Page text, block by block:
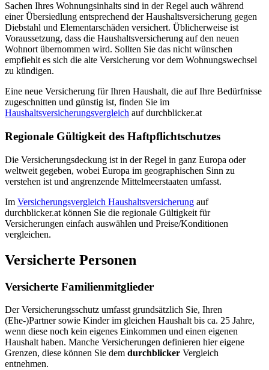
Sachen Ihres Wohnungsinhalts sind in der Regel auch während
einer Übersiedlung entsprechend der Haushaltsversicherung gegen
Diebstahl und Elementarschäden versichert. Üblicherweise ist
Voraussetzung, dass die Haushaltsversicherung auf den neuen
Wohnort übernommen wird. Sollten Sie das nicht wünschen
empfiehlt es sich die alte Versicherung vor dem Wohnungswechsel
zu kündigen.
Eine neue Versicherung für Ihren Haushalt, die auf Ihre Bedürfnisse
zugeschnitten und günstig ist, finden Sie im
Haushaltsversicherungsvergleich auf durchblicker.at
Regionale Gültigkeit des Haftpflichtschutzes
Die Versicherungsdeckung ist in der Regel in ganz Europa oder
weltweit gegeben, wobei Europa im geographischen Sinn zu
verstehen ist und angrenzende Mittelmeerstaaten umfasst.
Im Versicherungsvergleich Haushaltsversicherung auf
durchblicker.at können Sie die regionale Gültigkeit für
Versicherungen einfach auswählen und Preise/Konditionen
vergleichen.
Versicherte Personen
Versicherte Familienmitglieder
Der Versicherungsschutz umfasst grundsätzlich Sie, Ihren
(Ehe-)Partner sowie Kinder im gleichen Haushalt bis ca. 25 Jahre,
wenn diese noch kein eigenes Einkommen und einen eigenen
Haushalt haben. Manche Versicherungen definieren hier eigene
Grenzen, diese können Sie dem durchblicker Vergleich
entnehmen.